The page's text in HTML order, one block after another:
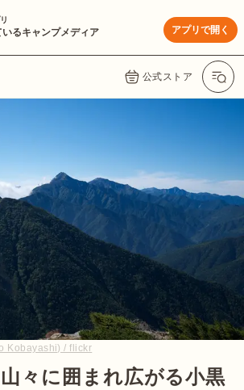
るキャンプメディア アプリで開く
公式ストア
Kobayashi) / flickr
々に囲まれ広がる小黒